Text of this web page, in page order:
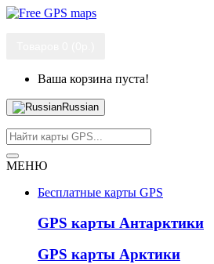
Ваша корзина пуста!
Russian
МЕНЮ
Бесплатные карты GPS
GPS карты Антарктики
GPS карты Арктики